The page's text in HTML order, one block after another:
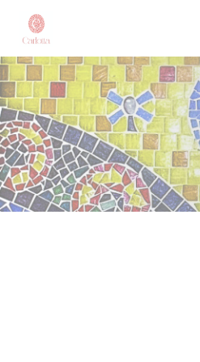
Панель управления cookies